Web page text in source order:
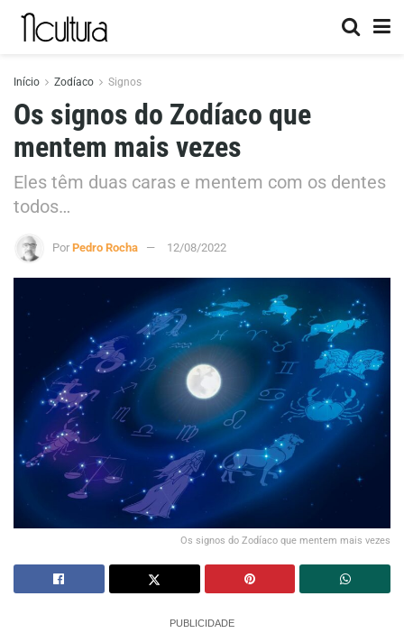
Início Zodíaco Signos
Os signos do Zodíaco que
mentem mais vezes
Eles têm duas caras e mentem com os dentes
todos…
Por Pedro Rocha 12/08/2022
Os signos do Zodíaco que mentem mais vezes
PUBLICIDADE